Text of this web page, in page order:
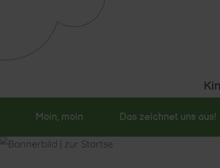
Moin, moin Das zeichnet uns aus!